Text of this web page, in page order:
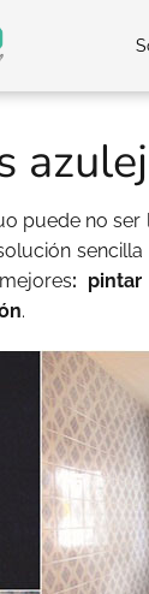
puede no ser
: pintar
.